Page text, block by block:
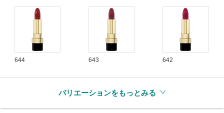
644 643 642
バリエーションをもっとみる